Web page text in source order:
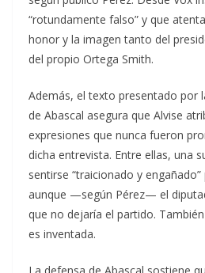
“rotundamente falso” y que
honor y la imagen tanto del
del propio Ortega Smith.
Además, el texto presentado por
de Abascal asegura que Alvise
expresiones que nunca fueron
dicha entrevista. Entre ellas, una
sentirse “traicionado y
aunque —según Pérez— el
que no dejaría el partido.
es inventada.